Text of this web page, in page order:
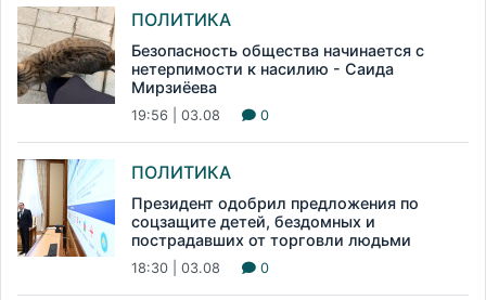
ПОЛИТИКА
Безопасность общества начинается с
нетерпимости к насилию - Саида
Мирзиёева
19:56 | 03.08 0
ПОЛИТИКА
Президент одобрил предложения по
соцзащите детей, бездомных и
пострадавших от торговли людьми
18:30 | 03.08 0